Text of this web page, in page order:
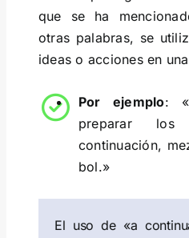
que se ha
otras palabras, se
ideas o acciones en
Por ejemplo:
preparar los
continuación,
bol.»
El uso de «a